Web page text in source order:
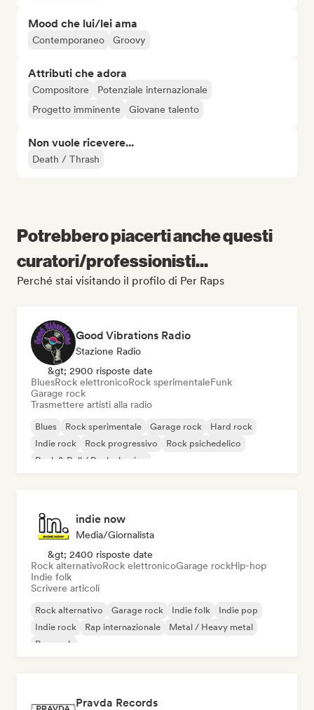
Mood che lui/lei ama
Contemporaneo Groovy
Attributi che adora
Compositore
Potenziale internazionale
Progetto imminente
Giovane talento
Non vuole ricevere...
Death / Thrash
Potrebbero piacerti anche questi
curatori/professionisti...
Perché stai visitando il profilo di Per Raps
Good Vibrations Radio
Stazione Radio
&gt; 2900 risposte date
BluesRock elettronicoRock sperimentaleFunk
Garage rock
Trasmettere artisti alla radio
Blues Rock sperimentale Garage rock
Hard rock
Indie rock
Rock progressivo
Rock psichedelico
Rock & Roll / Rock classico
indie now
Media/Giornalista
&gt; 2400 risposte date
Rock alternativoRock elettronicoGarage rockHip-hop
Indie folk
Scrivere articoli
Rock alternativo Garage rock Indie folk
Indie pop
Indie rock
Rap internazionale
Metal / Heavy metal
Pop rock
Pravda Records